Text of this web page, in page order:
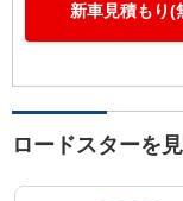
新車見積もり(
ロードスターを